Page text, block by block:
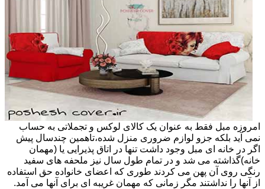
امروزه مبل فقط به عنوان یک کالای لوکس و تجملاتی به حساب
نمی آید بلکه جزو لوازم ضروری منزل شده،تاهمین چندسال پیش
اگر در خانه ای مبل وجود داشت تنها در اتاق پذیرایی یا (مهمان
خانه)گذاشته می شد و در تمام طول سال نیز ملحفه های سفید
رنگی روی آن پهن می کردند طوری که اعضای خانواده حق استفاده
از آنها را نداشتند مگر زمانی که مهمان غریبه ای برای آنها می آمد.